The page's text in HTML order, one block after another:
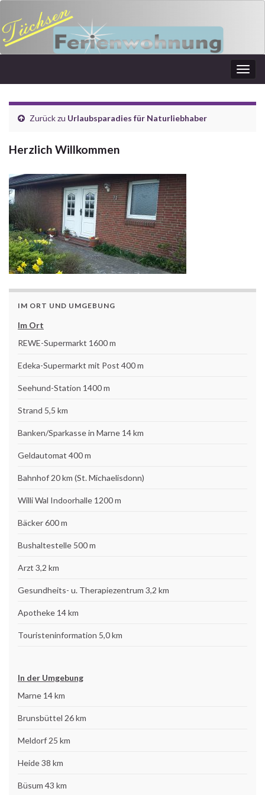
Zurück zu Urlaubsparadies für Naturliebhaber
Herzlich Willkommen
IM ORT UND UMGEBUNG
Im Ort
REWE-Supermarkt 1600 m
Edeka-Supermarkt mit Post 400 m
Seehund-Station 1400 m
Strand 5,5 km
Banken/Sparkasse in Marne 14 km
Geldautomat 400 m
Bahnhof 20 km (St. Michaelisdonn)
Willi Wal Indoorhalle 1200 m
Bäcker 600 m
Bushaltestelle 500 m
Arzt 3,2 km
Gesundheits- u. Therapiezentrum 3,2 km
Apotheke 14 km
Touristeninformation 5,0 km
In der Umgebung
Marne 14 km
Brunsbüttel 26 km
Meldorf 25 km
Heide 38 km
Büsum 43 km